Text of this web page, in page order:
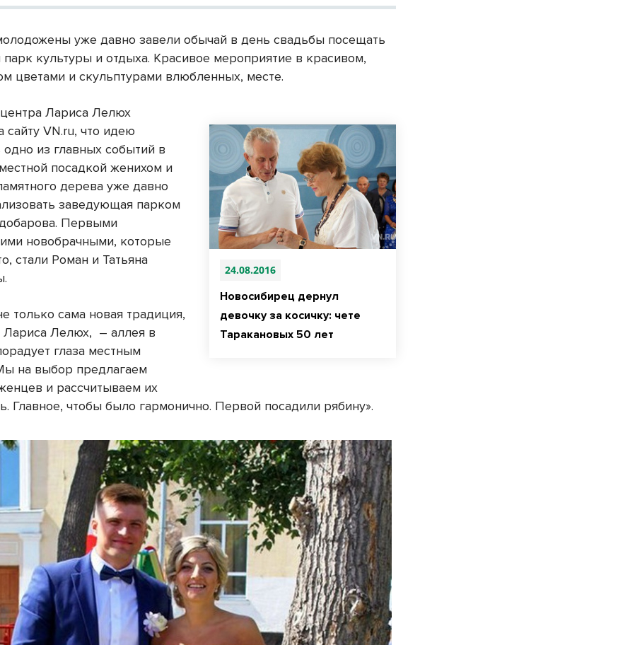
уже давно завели обычай в день свадьбы посещать
парк культуры и отдыха. Красивое мероприятие в красивом,
цветами и скульптурами влюбленных, месте.
24.08.2016
Новосибирец дернул
девочку за косичку: чете
Таракановых 50 лет
Лариса Лелюх
сайту VN.ru, что идею
одно из главных событий в
посадкой женихом и
дерева уже давно
заведующая парком
Первыми
новобрачными, которые
стали Роман и Татьяна
только сама новая традиция,
Лариса Лелюх, – аллея в
глаза местным
на выбор предлагаем
и рассчитываем их
Главное, чтобы было гармонично. Первой посадили рябину».